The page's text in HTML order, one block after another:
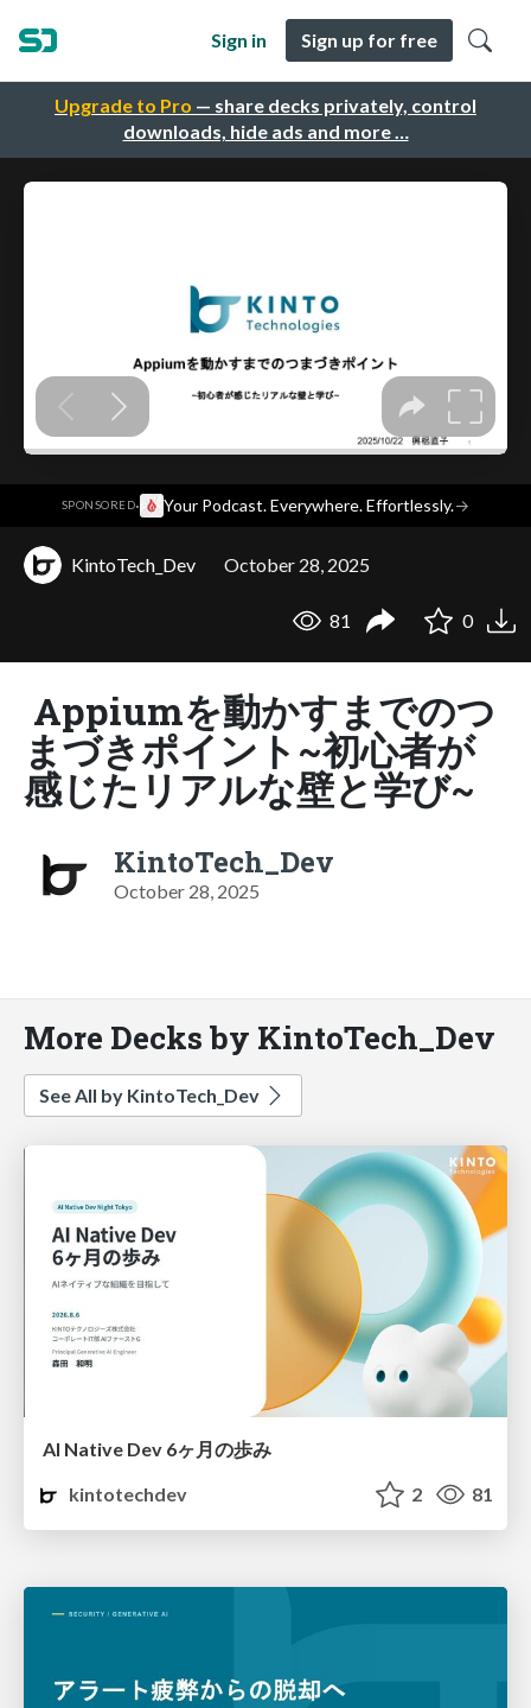
Upgrade to Pro — share decks privately, control
downloads, hide ads and more …
Sign in Sign up for free
SPONSORED· Your Podcast. Everywhere. Effortlessly.→
KintoTech_Dev October 28, 2025
81 0
Appiumを動かすまでのつ
まづきポイント~初心者が
感じたリアルな壁と学び~
KintoTech_Dev
October 28, 2025
More Decks by KintoTech_Dev
See All by KintoTech_Dev
AI Native Dev 6ヶ月の歩み
kintotechdev
2 81